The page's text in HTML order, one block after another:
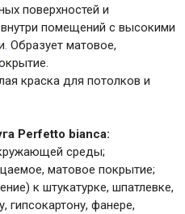
поверхностей и
помещений с высокими
. Образует матовое,
краска для потолков и
Perfetto bianca:
среды;
матовое покрытие;
к штукатурке, шпатлевке,
гипсокартону, фанере,
и сада
и уборки